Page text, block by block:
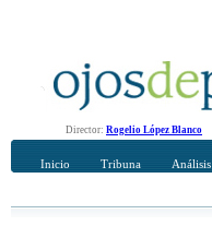
Director: Rogelio López Blanco
Inicio Tribuna Análisis